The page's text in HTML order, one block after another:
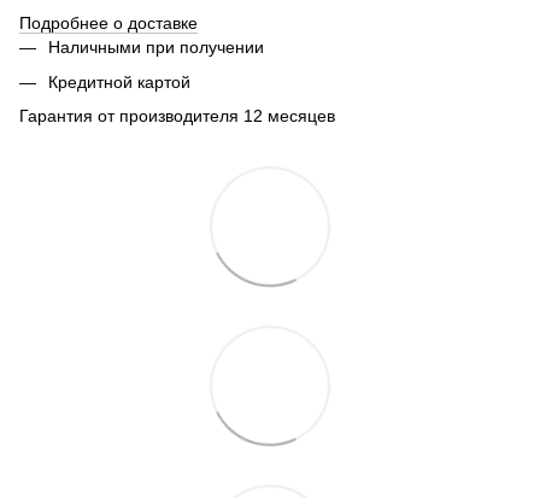
Подробнее о доставке
Наличными при получении
Кредитной картой
Гарантия от производителя 12 месяцев